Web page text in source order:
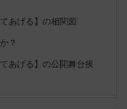
あげる】の相関図
？
あげる】の公開舞台挨